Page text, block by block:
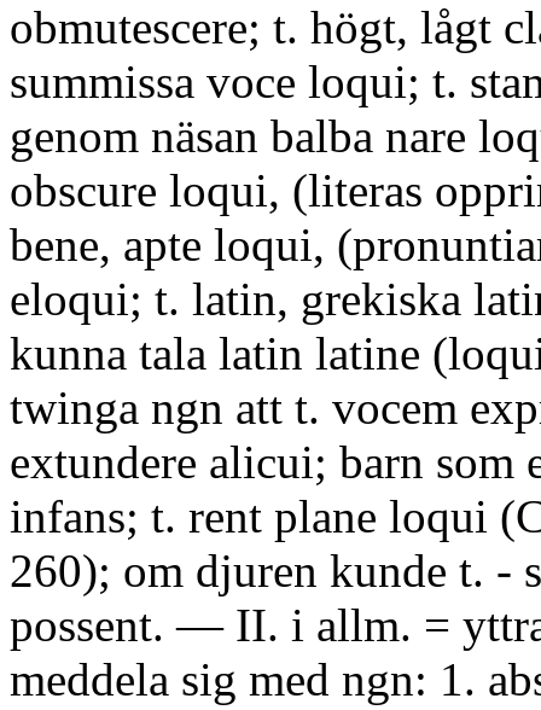
obmutescere; t. högt, lågt
summissa voce loqui; t.
genom näsan balba nare
obscure loqui, (literas
bene, apte loqui,
eloqui; t. latin, grekiska
kunna tala latin latine
twinga ngn att t. vocem
extundere alicui; barn som
infans; t. rent plane loqui
260); om djuren kunde t. -
possent. — II. i allm. =
meddela sig med ngn: 1.